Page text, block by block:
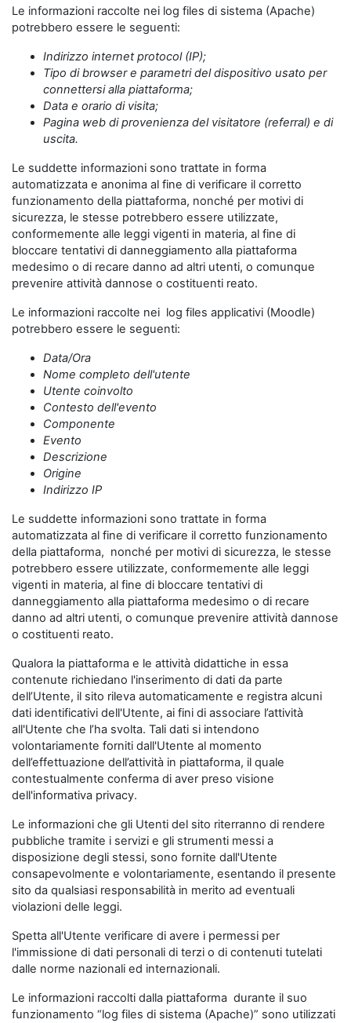
Le informazioni raccolte nei log files di sistema (Apache)
potrebbero essere le seguenti:
Indirizzo internet protocol (IP);
Tipo di browser e parametri del dispositivo usato per
connettersi alla piattaforma;
Data e orario di visita;
Pagina web di provenienza del visitatore (referral) e di
uscita.
Le suddette informazioni sono trattate in forma
automatizzata e anonima al fine di verificare il corretto
funzionamento della piattaforma, nonché per motivi di
sicurezza, le stesse potrebbero essere utilizzate,
conformemente alle leggi vigenti in materia, al fine di
bloccare tentativi di danneggiamento alla piattaforma
medesimo o di recare danno ad altri utenti, o comunque
prevenire attività dannose o costituenti reato.
Le informazioni raccolte nei log files applicativi (Moodle)
potrebbero essere le seguenti:
Data/Ora
Nome completo dell'utente
Utente coinvolto
Contesto dell'evento
Componente
Evento
Descrizione
Origine
Indirizzo IP
Le suddette informazioni sono trattate in forma
automatizzata al fine di verificare il corretto funzionamento
della piattaforma, nonché per motivi di sicurezza, le stesse
potrebbero essere utilizzate, conformemente alle leggi
vigenti in materia, al fine di bloccare tentativi di
danneggiamento alla piattaforma medesimo o di recare
danno ad altri utenti, o comunque prevenire attività dannose
o costituenti reato.
Qualora la piattaforma e le attività didattiche in essa
contenute richiedano l'inserimento di dati da parte
dell’Utente, il sito rileva automaticamente e registra alcuni
dati identificativi dell'Utente, ai fini di associare l’attività
all'Utente che l’ha svolta. Tali dati si intendono
volontariamente forniti dall'Utente al momento
dell’effettuazione dell’attività in piattaforma, il quale
contestualmente conferma di aver preso visione
dell'informativa privacy.
Le informazioni che gli Utenti del sito riterranno di rendere
pubbliche tramite i servizi e gli strumenti messi a
disposizione degli stessi, sono fornite dall'Utente
consapevolmente e volontariamente, esentando il presente
sito da qualsiasi responsabilità in merito ad eventuali
violazioni delle leggi.
Spetta all'Utente verificare di avere i permessi per
l'immissione di dati personali di terzi o di contenuti tutelati
dalle norme nazionali ed internazionali.
Le informazioni raccolti dalla piattaforma durante il suo
funzionamento “log files di sistema (Apache)” sono utilizzati